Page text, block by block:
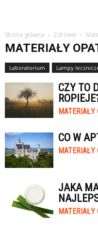
Strona główna Zdrowie
MATERIAŁY
Laboratorium Lampy
CZY TO
MATERIAŁY
CO W
MATERIAŁY
JAKA
MATERIAŁY